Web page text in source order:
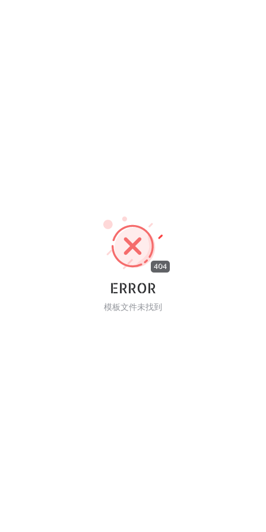
404
ERROR
模板文件未找到